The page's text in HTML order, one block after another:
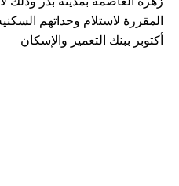
أكتوبر ببنك التعمير والإسكان